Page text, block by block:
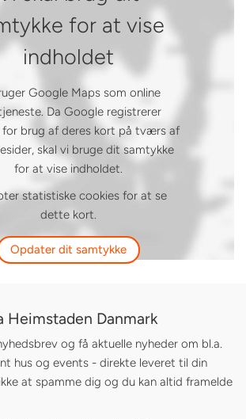
for at vise
indholdet
Google Maps som online
Da Google registrerer
brug af deres kort på tværs af
skal vi bruge dit samtykke
for at vise indholdet.
statistiske cookies for at se
dette kort.
Opdater dit samtykke
Heimstaden Danmark
og få aktuelle nyheder om bl.a.
hus og events - direkte leveret til din
at spamme dig og du kan altid framelde